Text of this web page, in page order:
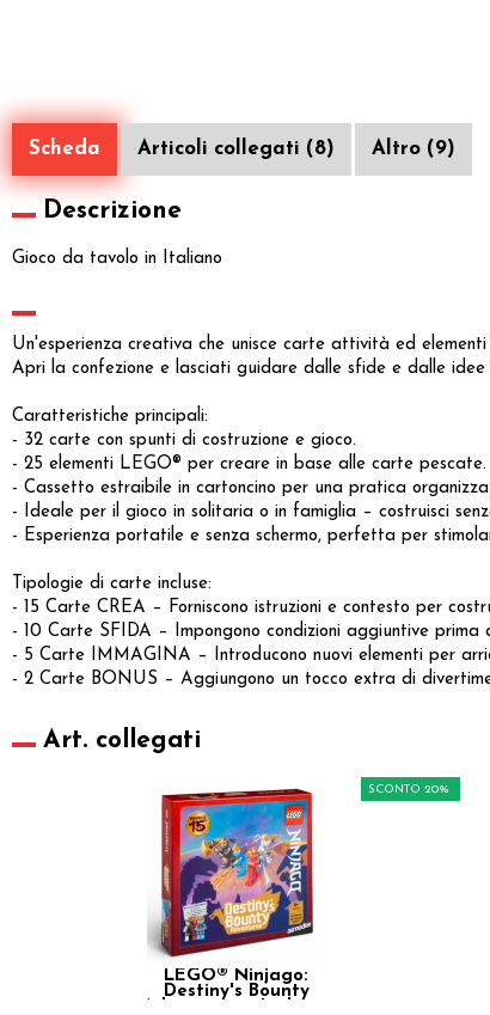
Scheda Articoli collegati (8) Altro (9)
Descrizione
Gioco da tavolo in Italiano
Un'esperienza creativa che unisce carte attività ed
Apri la confezione e lasciati guidare dalle sfide e dalle idee
Caratteristiche principali:
- 32 carte con spunti di costruzione e gioco.
- 25 elementi LEGO® per creare in base alle carte pescate.
- Cassetto estraibile in cartoncino per una pratica
- Ideale per il gioco in solitaria o in famiglia – costruisci
- Esperienza portatile e senza schermo, perfetta per
Tipologie di carte incluse:
- 15 Carte CREA – Forniscono istruzioni e contesto per
- 10 Carte SFIDA – Impongono condizioni aggiuntive prima
- 5 Carte IMMAGINA – Introducono nuovi elementi per
- 2 Carte BONUS – Aggiungono un tocco extra di
Art. collegati
LEGO® Ninjago:
Destiny's Bounty
SCONTO 20%